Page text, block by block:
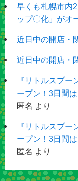
早くも札幌市内
ップ〇化」がオ
近日中の開店・
近日中の開店・
『リトルスプ
ープン！3日間
匿名 より
『リトルスプ
ープン！3日間
匿名 より